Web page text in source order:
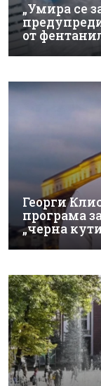
„Умира се
от
Георги
програма
„черна